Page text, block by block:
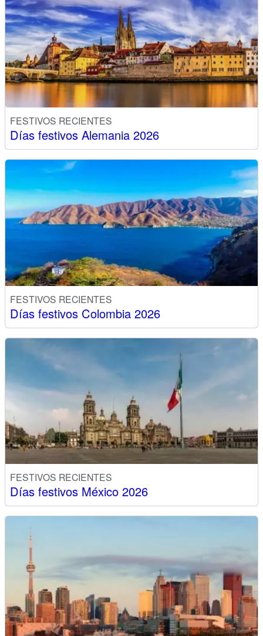
FESTIVOS RECIENTES
Días festivos Alemania 2026
FESTIVOS RECIENTES
Días festivos Colombia 2026
FESTIVOS RECIENTES
Días festivos México 2026